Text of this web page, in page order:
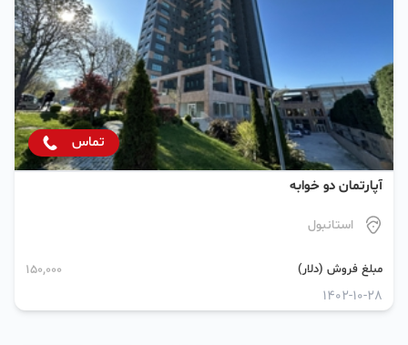
تماس
آپارتمان دو خوابه
استانبول
مبلغ فروش (دلار) 150,000
1402-10-28